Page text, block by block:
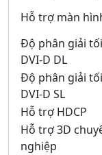
Hỗ trợ màn
Độ phân giải
DVI-D DL
Độ phân giải
DVI-D SL
Hỗ trợ HDCP
Hỗ trợ 3D
nghiệp